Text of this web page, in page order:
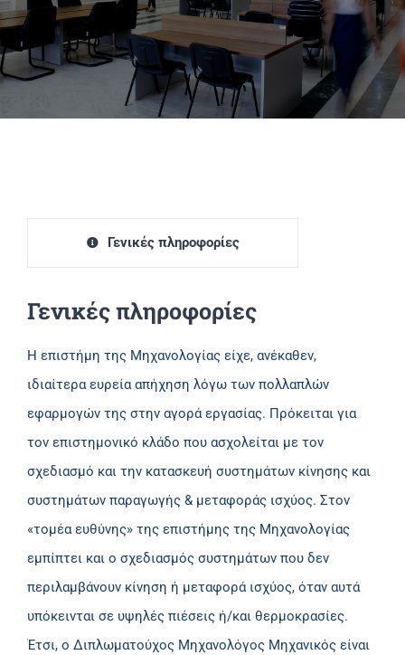
Πανεπιστημιακές Μονάδες
Γενικές πληροφορίες
Γενικές πληροφορίες
Η επιστήμη της Μηχανολογίας είχε, ανέκαθεν,
ιδιαίτερα ευρεία απήχηση λόγω των πολλαπλών
εφαρμογών της στην αγορά εργασίας. Πρόκειται για
τον επιστημονικό κλάδο που ασχολείται με τον
σχεδιασμό και την κατασκευή συστημάτων κίνησης και
συστημάτων παραγωγής & μεταφοράς ισχύος. Στον
«τομέα ευθύνης» της επιστήμης της Μηχανολογίας
εμπίπτει και ο σχεδιασμός συστημάτων που δεν
περιλαμβάνουν κίνηση ή μεταφορά ισχύος, όταν αυτά
υπόκεινται σε υψηλές πιέσεις ή/και θερμοκρασίες.
Έτσι, ο Διπλωματούχος Μηχανολόγος Μηχανικός είναι